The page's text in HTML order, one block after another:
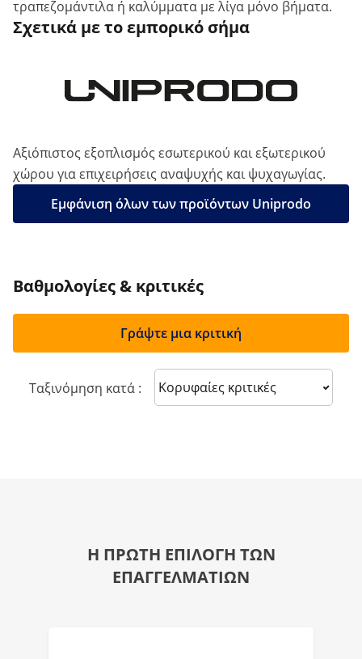
τραπεζομάντιλα ή καλύμματα με λίγα μόνο βήματα.
Σχετικά με το εμπορικό σήμα
Αξιόπιστος εξοπλισμός εσωτερικού και εξωτερικού
χώρου για επιχειρήσεις αναψυχής και ψυχαγωγίας.
Εμφάνιση όλων των προϊόντων Uniprodo
Βαθμολογίες & κριτικές
Γράψτε μια κριτική
Ταξινόμηση κατά : Sort reviews
Η ΠΡΩΤΗ ΕΠΙΛΟΓΗ ΤΩΝ
ΕΠΑΓΓΕΛΜΑΤΙΩΝ